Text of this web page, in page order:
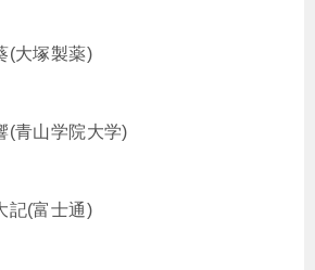
(大塚製薬)
(青山学院大学)
記(富士通)